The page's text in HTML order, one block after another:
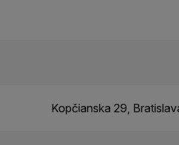
Kopčianska 29,